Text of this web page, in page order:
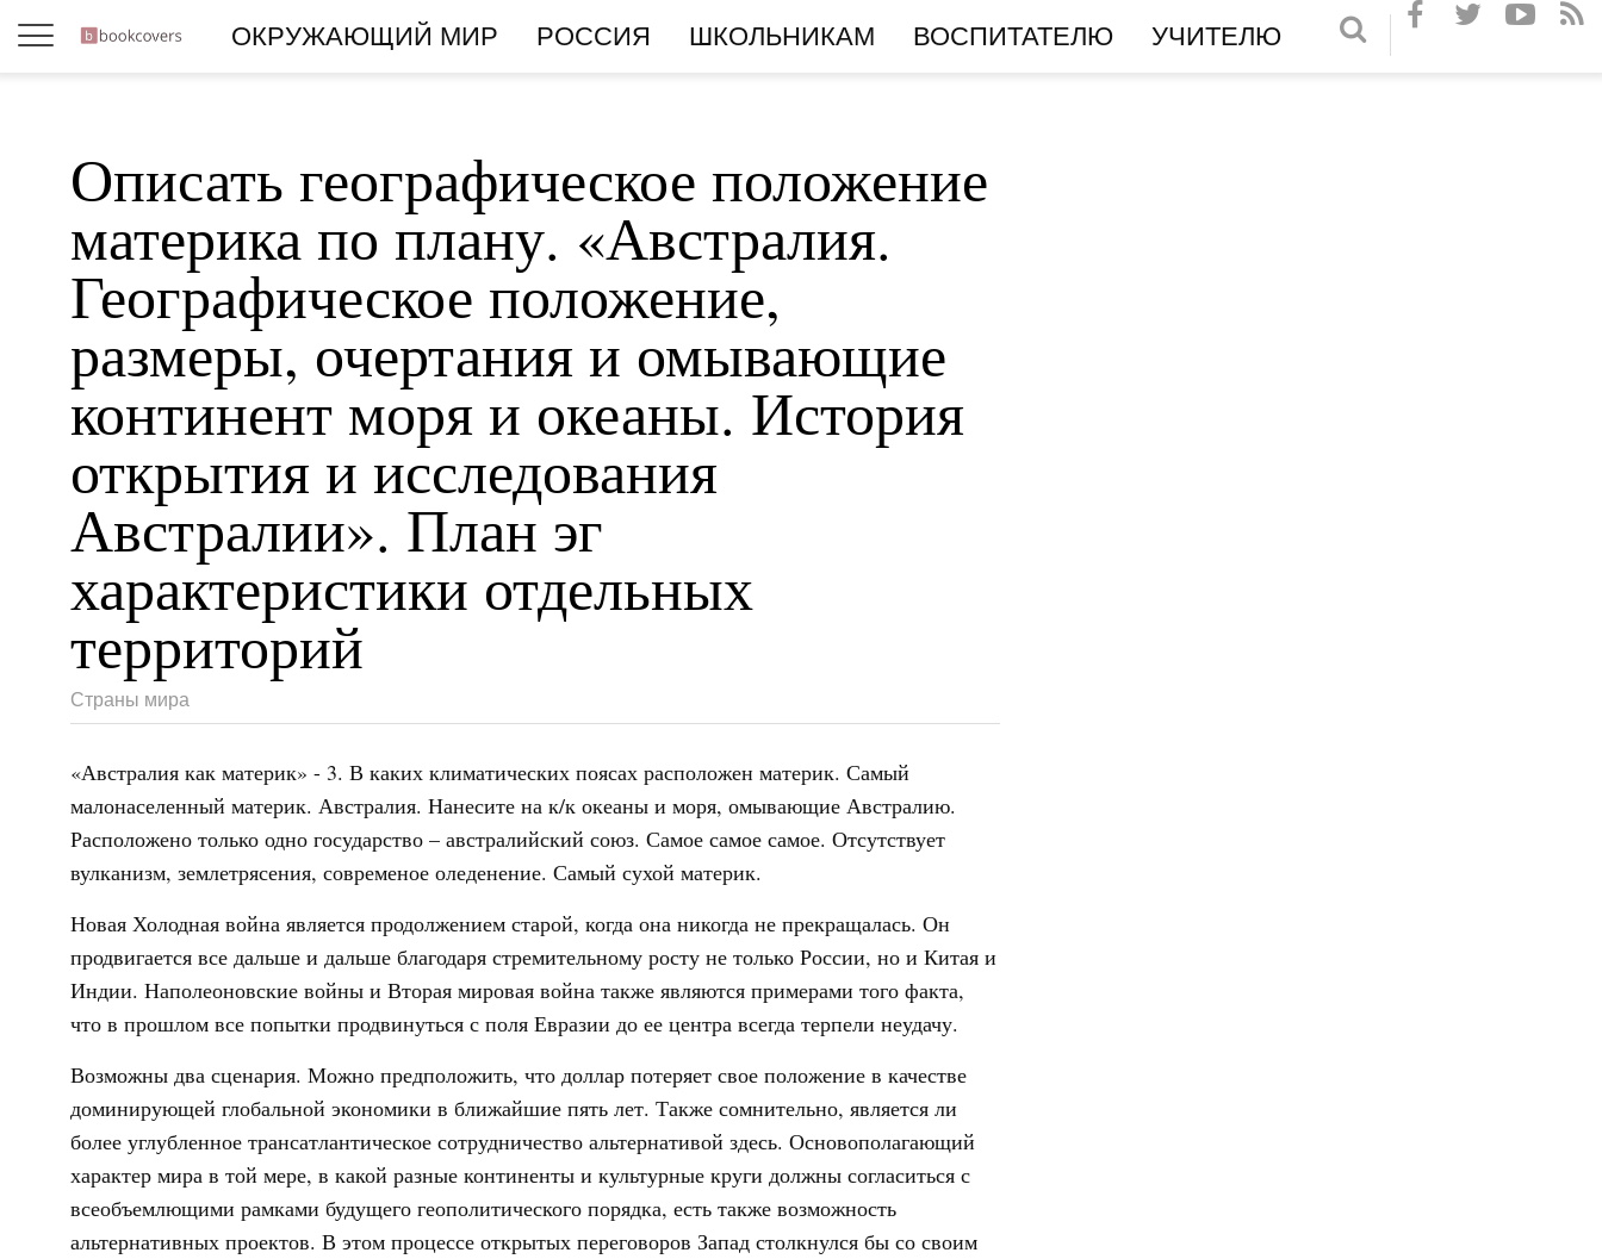
ОКРУЖАЮЩИЙ МИР РОССИЯ ШКОЛЬНИКАМ ВОСПИТАТЕЛЮ УЧИТЕЛЮ
Описать географическое положение
материка по плану. «Австралия.
Географическое положение,
размеры, очертания и омывающие
континент моря и океаны. История
открытия и исследования
Австралии». План эг
характеристики отдельных
территорий
Страны мира
«Австралия как материк» - 3. В каких климатических поясах расположен материк. Самый
малонаселенный материк. Австралия. Нанесите на к/к океаны и моря, омывающие Австралию.
Расположено только одно государство – австралийский союз. Самое самое самое. Отсутствует
вулканизм, землетрясения, современое оледенение. Самый сухой материк.
Новая Холодная война является продолжением старой, когда она никогда не прекращалась. Он
продвигается все дальше и дальше благодаря стремительному росту не только России, но и Китая и
Индии. Наполеоновские войны и Вторая мировая война также являются примерами того факта,
что в прошлом все попытки продвинуться с поля Евразии до ее центра всегда терпели неудачу.
Возможны два сценария. Можно предположить, что доллар потеряет свое положение в качестве
доминирующей глобальной экономики в ближайшие пять лет. Также сомнительно, является ли
более углубленное трансатлантическое сотрудничество альтернативой здесь. Основополагающий
характер мира в той мере, в какой разные континенты и культурные круги должны согласиться с
всеобъемлющими рамками будущего геополитического порядка, есть также возможность
альтернативных проектов. В этом процессе открытых переговоров Запад столкнулся бы со своим